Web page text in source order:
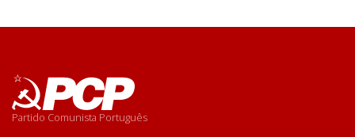
Partido Comunista Português